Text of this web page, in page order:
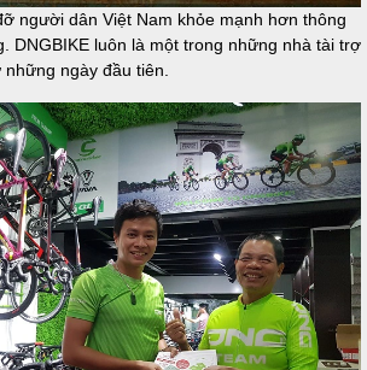
người dân Việt Nam khỏe mạnh hơn thông
DNGBIKE luôn là một trong những nhà tài trợ
ngày đầu tiên.